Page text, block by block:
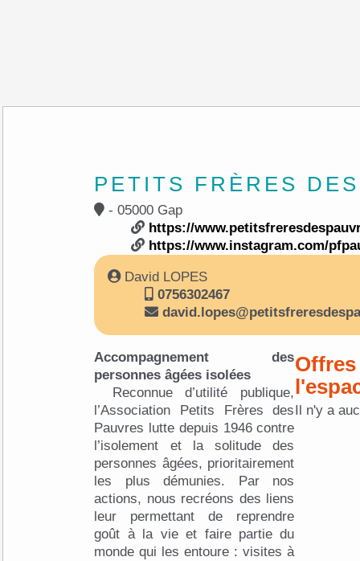
PETITS FRÈRES
- 05000 Gap
https://
https://www.instagram.com/
David LOPES
0756302467
Accompagnement des
personnes âgées isolées
Reconnue d’utilité publique,
l’Association Petits Frères des
Pauvres lutte depuis 1946 contre
l’isolement et la solitude des
personnes âgées, prioritairement
les plus démunies. Par nos
actions, nous recréons des liens
leur permettant de reprendre
goût à la vie et faire partie du
monde qui les entoure : visites à
Il n'y a